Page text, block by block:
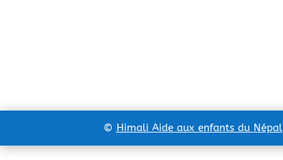
© Himali Aide aux enfants du Népal